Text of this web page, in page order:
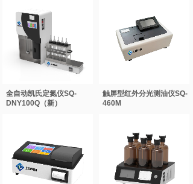
全自动凯氏定氮仪SQ-
DNY100Q（新）
触屏型红外分光测油仪SQ-
460M